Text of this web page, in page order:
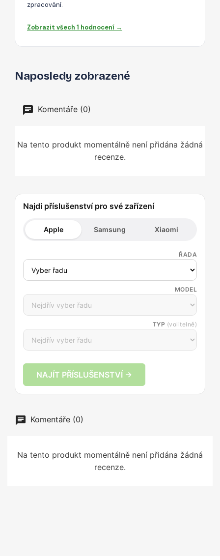
zpracování.
Zobrazit všech 1 hodnocení →
Naposledy zobrazené
Komentáře (0)
Na tento produkt momentálně není přidána žádná
recenze.
Najdi příslušenství pro své zařízení
Apple Samsung Xiaomi
ŘADA
MODEL
TYP (volitelně)
NAJÍT PŘÍSLUŠENSTVÍ →
Komentáře (0)
Na tento produkt momentálně není přidána žádná
recenze.